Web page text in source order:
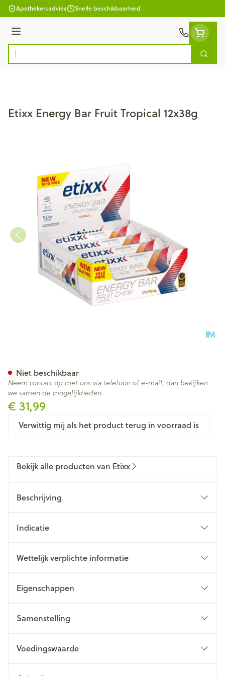
Ga naar de inhoud
Apothekersadvies Snelle beschikbaarheid
Menu
Product, merk, categorie...
Zoek
Etixx Energy Bar Fruit Tropical 12x38g
€ 31,99
Verwittig mij als het product terug in voorraad is
Niet beschikbaar
Neem contact op met ons via telefoon of e-mail, dan bekijken
we samen de mogelijkheden.
Bekijk alle producten van Etixx
Beschrijving
Indicatie
Wettelijk verplichte informatie
Eigenschappen
Samenstelling
Voedingswaarde